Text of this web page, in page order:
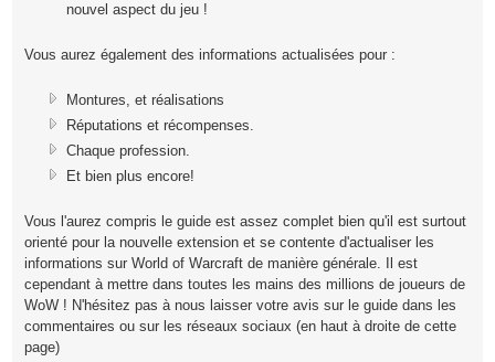
nouvel aspect du jeu !
Vous aurez également des informations actualisées pour :
Montures, et réalisations
Réputations et récompenses.
Chaque profession.
Et bien plus encore!
Vous l'aurez compris le guide est assez complet bien qu'il est surtout
orienté pour la nouvelle extension et se contente d'actualiser les
informations sur World of Warcraft de manière générale. Il est
cependant à mettre dans toutes les mains des millions de joueurs de
WoW ! N'hésitez pas à nous laisser votre avis sur le guide dans les
commentaires ou sur les réseaux sociaux (en haut à droite de cette
page)